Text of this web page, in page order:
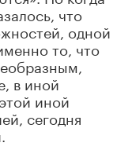
что
одной
то, что
в иной
иной
сегодня